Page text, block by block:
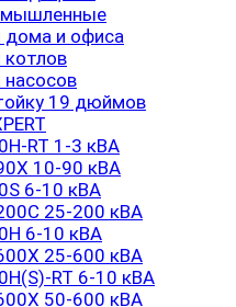
дома и офиса
19 дюймов
RT 1-3 кВА
10-90 кВА
6-10 кВА
25-200 кВА
6-10 кВА
25-600 кВА
RT 6-10 кВА
50-600 кВА